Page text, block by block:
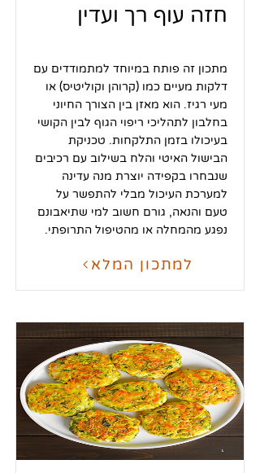
חזה עוף רך ועדין
מתכון זה פותח במיוחד למתמודדים עם
דלקות מעיים כמו (קרוהן וקוליטיס) או
מעי רגיז. הוא מאזן בין הצורך החיוני
בחלבון לתהליכי ריפוי הגוף לבין הקושי
בעיכולו בזמן התלקחות. טכניקת
הבישול האיטי והלח בשילוב עם רכיבים
שנבחרו בקפידה יוצרת מנה עדינה
למערכת העיכול מבלי להתפשר על
טעם והנאה, גורם חשוב למי שתיאבונם
נפגע מהמחלה או מהטיפול התרופתי.
למתכון המלא